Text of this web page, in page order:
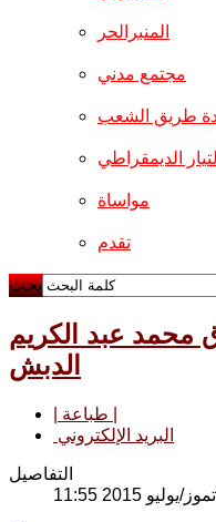
المنبرالحر
مجتمع مدني
طريق الشعب
التيار الديمقراطي
مواساة
تقدم
بحث
محمد عبد الكريم
الدبش
البريد الإلكتروني
التفاصيل